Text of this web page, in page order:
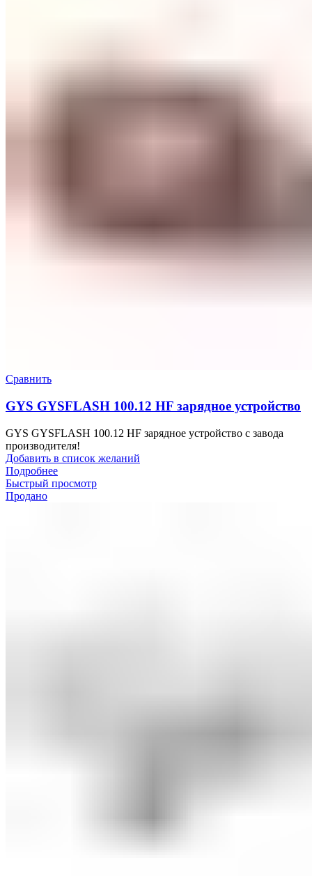
Сравнить
GYS GYSFLASH 100.12 HF зарядное устройство
GYS GYSFLASH 100.12 HF зарядное устройство с завода
производителя!
Добавить в список желаний
Подробнее
Быстрый просмотр
Продано